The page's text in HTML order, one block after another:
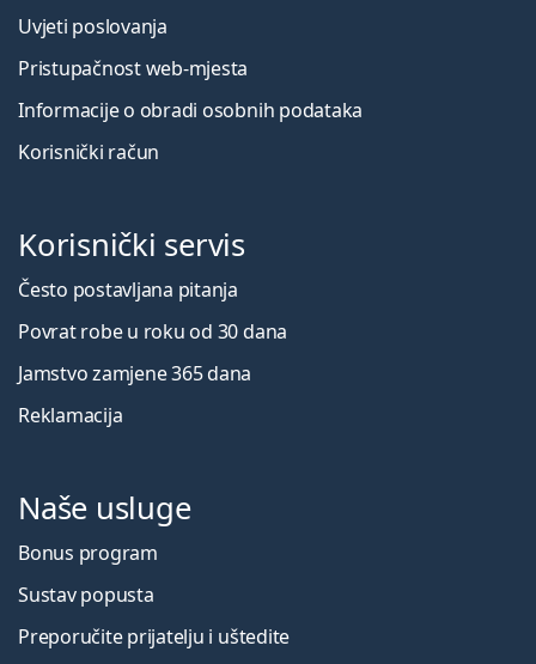
Uvjeti poslovanja
Pristupačnost web-mjesta
Informacije o obradi osobnih podataka
Korisnički račun
Korisnički servis
Često postavljana pitanja
Povrat robe u roku od 30 dana
Jamstvo zamjene 365 dana
Reklamacija
Naše usluge
Bonus program
Sustav popusta
Preporučite prijatelju i uštedite